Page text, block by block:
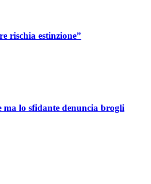
rischia estinzione”
ma lo sfidante denuncia brogli